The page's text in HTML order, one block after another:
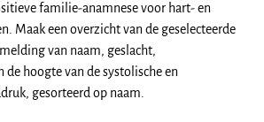
familie-anamnese voor hart- en
Maak een overzicht van de geselecteerde
van naam, geslacht,
de hoogte van de systolische en
gesorteerd op naam.